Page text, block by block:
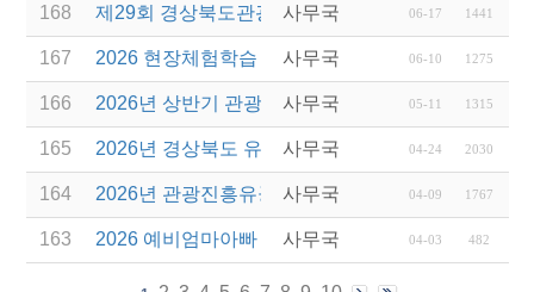
168 제29회 경상북도관광기념품공모전 개최
사무국 06-17 1441
167 2026 현장체험학습 안전과정(신규.재강습)
사무국 06-10 1275
166 2026년 상반기 관광진흥기금 스타트업 지원
사무국 05-11 1315
165 2026년 경상북도 유니크베뉴를 활용한 MICE행사
사무국 04-24 2030
164 2026년 관광진흥유공자 정부포상 대상자 추천
사무국 04-09 1767
163 2026 예비엄마아빠 행복가족여행 전담여행사 선정
사무국 04-03 482